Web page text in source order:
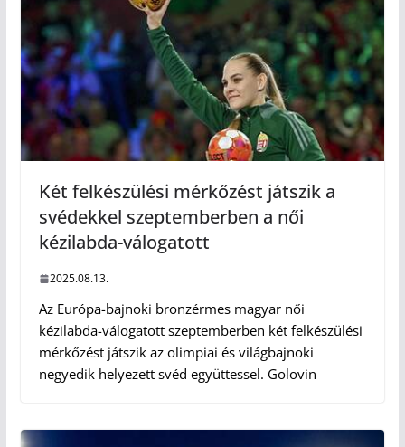
Két felkészülési mérkőzést játszik a
svédekkel szeptemberben a női
kézilabda-válogatott
2025.08.13.
Az Európa-bajnoki bronzérmes magyar női
kézilabda-válogatott szeptemberben két felkészülési
mérkőzést játszik az olimpiai és világbajnoki
negyedik helyezett svéd együttessel. Golovin